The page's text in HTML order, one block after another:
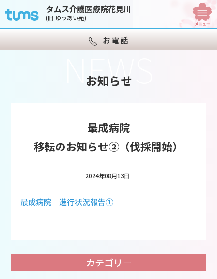
タムス介護医療院花見川
(旧 ゆうあい苑)
お電話
NEWS
お知らせ
最成病院
移転のお知らせ②（伐採開始）
2024年08月13日
最成病院 進行状況報告①
カテゴリー